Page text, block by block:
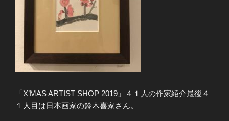
「X’MAS ARTIST SHOP 2019」４１人の作家紹介最後４
１人目は日本画家の鈴木喜家さん。